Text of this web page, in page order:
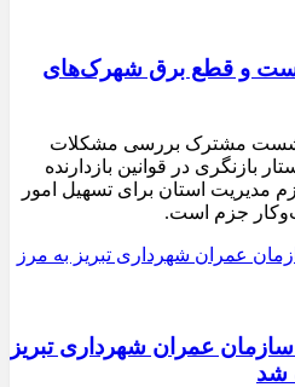
است و قطع برق شهرک‌های
نشست مشترک بررسی مشکلات
بازنگری در قوانین بازدارنده
مدیریت استان برای تسهیل امور
جزم است.
عمران شهرداری تبریز